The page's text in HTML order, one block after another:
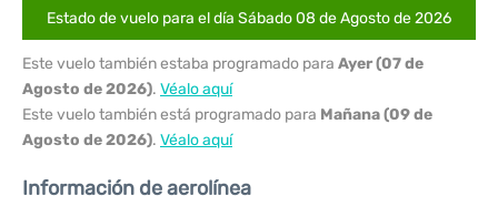
Estado de vuelo para el día Sábado 08 de Agosto de 2026
Este vuelo también estaba programado para Ayer (07 de
Agosto de 2026). Véalo aquí
Este vuelo también está programado para Mañana (09 de
Agosto de 2026). Véalo aquí
Información de aerolínea